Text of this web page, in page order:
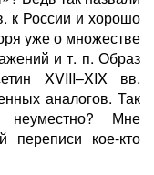
к России и хорошо
уже о множестве
и т. п. Образ
XVIII–XIX вв.
аналогов. Так
Мне
переписи кое-кто